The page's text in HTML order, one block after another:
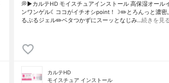
💭▶️カルテHD モイスチュアインストール 高保湿オール
ンワンゲル☾ココがイチオシpoint！☽✏️とろんっと濃密
るぷるジェル✏️ベタつかずにスーッとなじみ…続きを見
カルテHD
モイスチュア インストール